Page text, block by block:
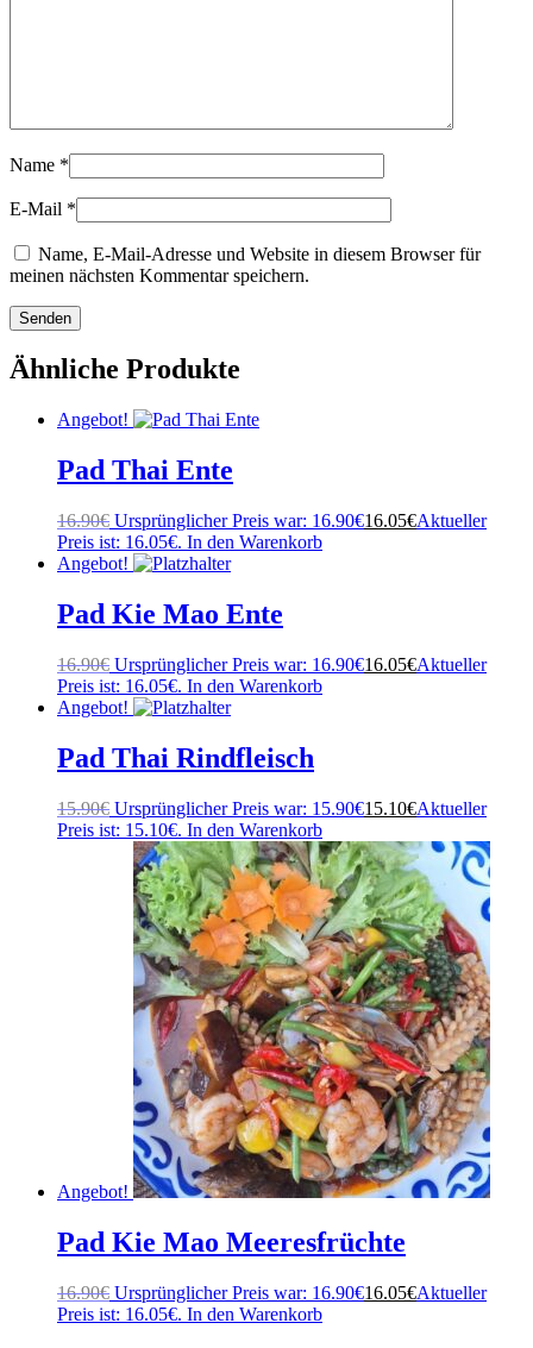
Name *
E-Mail *
Name, E-Mail-Adresse und Website in diesem Browser für
meinen nächsten Kommentar speichern.
Ähnliche Produkte
Angebot!
Pad Thai Ente
16.90€ Ursprünglicher Preis war: 16.90€16.05€Aktueller
Preis ist: 16.05€. In den Warenkorb
Angebot!
Pad Kie Mao Ente
16.90€ Ursprünglicher Preis war: 16.90€16.05€Aktueller
Preis ist: 16.05€. In den Warenkorb
Angebot!
Pad Thai Rindfleisch
15.90€ Ursprünglicher Preis war: 15.90€15.10€Aktueller
Preis ist: 15.10€. In den Warenkorb
Angebot!
Pad Kie Mao Meeresfrüchte
16.90€ Ursprünglicher Preis war: 16.90€16.05€Aktueller
Preis ist: 16.05€. In den Warenkorb